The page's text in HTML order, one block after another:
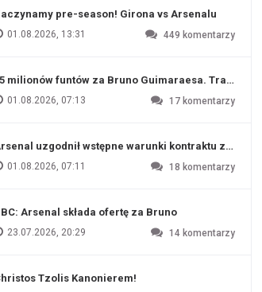
pre-season! Girona vs Arsenalu
01.08.2026, 13:31 449 komentarzy
milionów funtów za Bruno Guimaraesa. Transfer
01.08.2026, 07:13 17 komentarzy
uzgodnił wstępne warunki kontraktu z
01.08.2026, 07:11 18 komentarzy
Arsenal składa ofertę za Bruno
23.07.2026, 20:29 14 komentarzy
Tzolis Kanonierem!